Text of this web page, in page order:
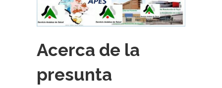
Acerca de la
presunta